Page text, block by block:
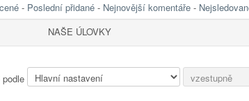
- Poslední přidané - Nejnovější komentáře -
NAŠE ÚLOVKY
podle